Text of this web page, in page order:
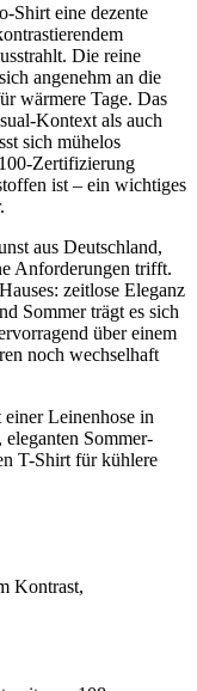
Shirt eine dezente
Die reine
angenehm an die
wärmere Tage. Das
Kontext als auch
sich mühelos
Zertifizierung
ist – ein wichtiges
aus Deutschland,
Anforderungen trifft.
zeitlose Eleganz
Sommer trägt es sich
über einem
noch wechselhaft
Leinenhose in
Sommer-
T-Shirt für kühlere
Kontrast,